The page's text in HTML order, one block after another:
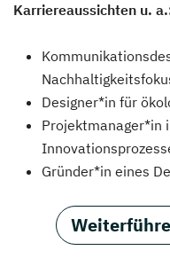
Karriereaussichten u.
Designer*in für
Projektmanager*in
Gründer*in eines